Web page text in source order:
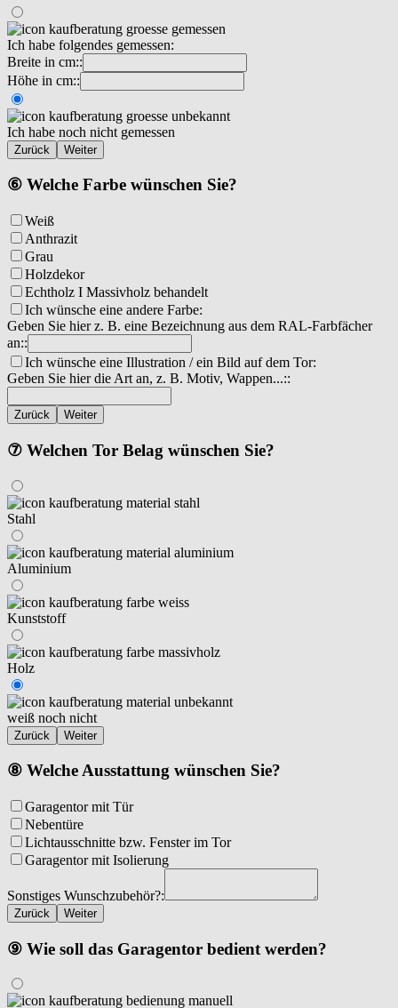
Ich habe folgendes gemessen:
Breite in cm::
Höhe in cm::
Ich habe noch nicht gemessen
Zurück Weiter
⑥ Welche Farbe wünschen Sie?
Weiß
Anthrazit
Grau
Holzdekor
Echtholz I Massivholz behandelt
Ich wünsche eine andere Farbe:
Geben Sie hier z. B. eine Bezeichnung aus dem RAL-Farbfächer
an::
Ich wünsche eine Illustration / ein Bild auf dem Tor:
Geben Sie hier die Art an, z. B. Motiv, Wappen...::
Zurück Weiter
⑦ Welchen Tor Belag wünschen Sie?
Stahl
Aluminium
Kunststoff
Holz
weiß noch nicht
Zurück Weiter
⑧ Welche Ausstattung wünschen Sie?
Garagentor mit Tür
Nebentüre
Lichtausschnitte bzw. Fenster im Tor
Garagentor mit Isolierung
Sonstiges Wunschzubehör?:
Zurück Weiter
⑨ Wie soll das Garagentor bedient werden?